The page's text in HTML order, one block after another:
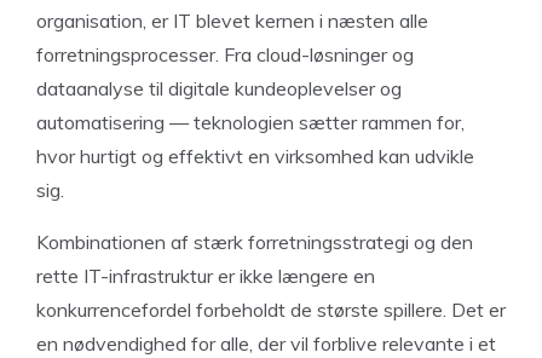
organisation, er IT blevet kernen i næsten alle
forretningsprocesser. Fra cloud-løsninger og
dataanalyse til digitale kundeoplevelser og
automatisering — teknologien sætter rammen for,
hvor hurtigt og effektivt en virksomhed kan udvikle
sig.
Kombinationen af stærk forretningsstrategi og den
rette IT-infrastruktur er ikke længere en
konkurrencefordel forbeholdt de største spillere. Det er
en nødvendighed for alle, der vil forblive relevante i et